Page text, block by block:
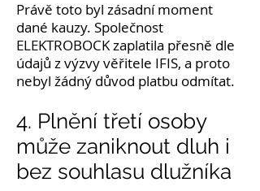
Právě toto byl zásadní moment
dané kauzy. Společnost
ELEKTROBOCK zaplatila přesně dle
údajů z výzvy věřitele IFIS, a proto
nebyl žádný důvod platbu odmítat.
4. Plnění třetí osoby
může zaniknout dluh i
bez souhlasu dlužníka